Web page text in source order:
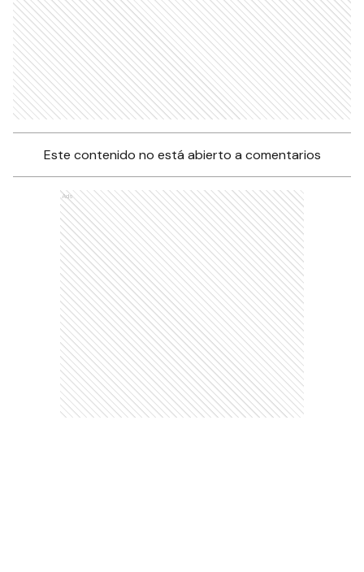
Este contenido no está abierto a comentarios
Ads